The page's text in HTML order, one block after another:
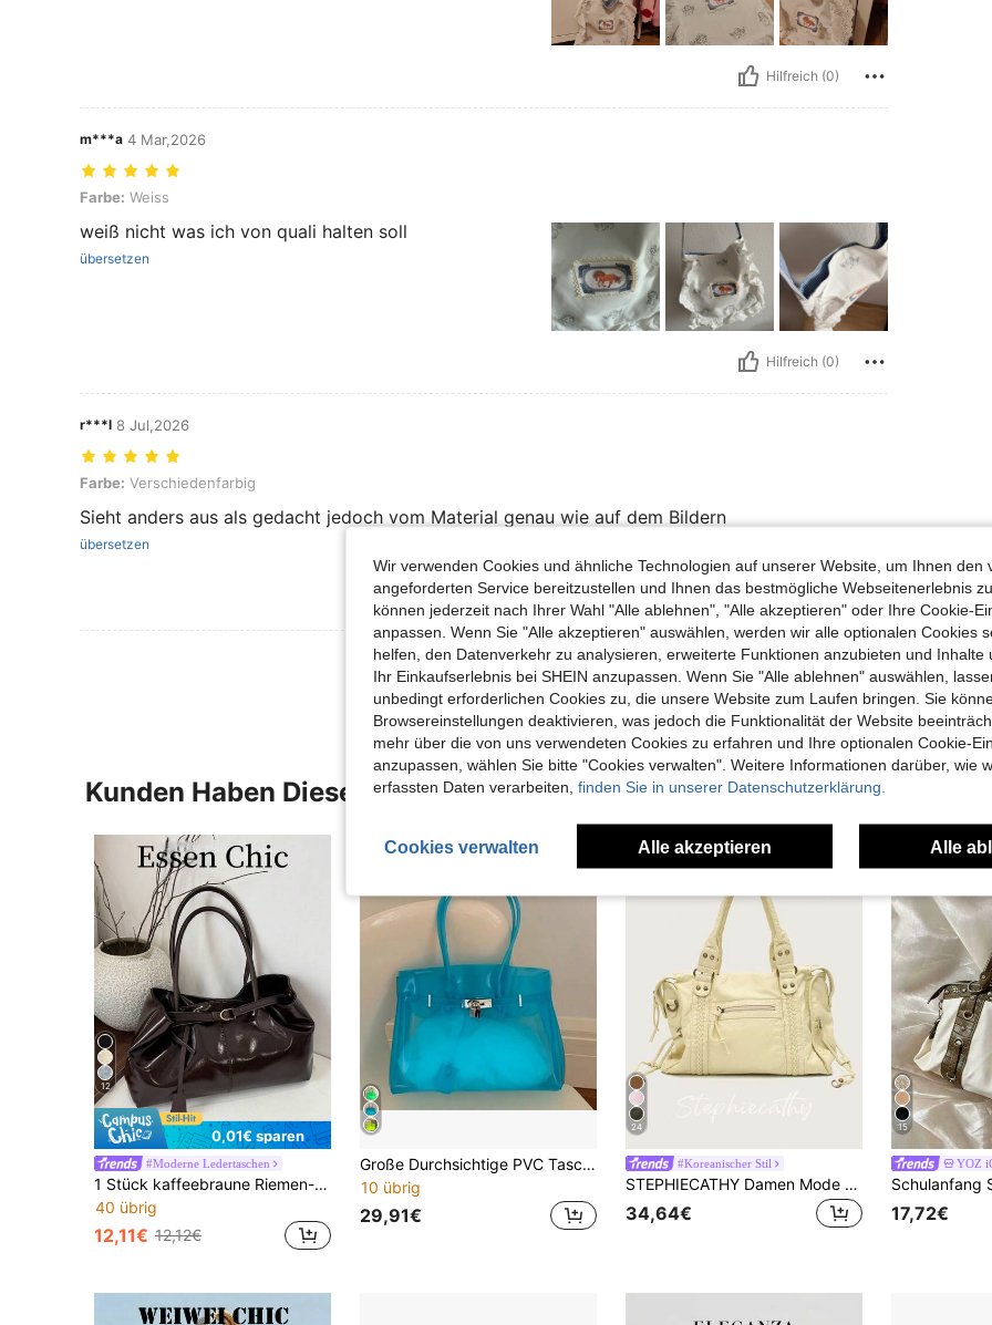
Hilfreich (0)
m***a 4 Mar,2026
Farbe: Weiss
Farbe: Weiss
weiß nicht was ich von quali halten soll
übersetzen
Hilfreich (0)
r***l 8 Jul,2026
Farbe: Verschiedenfarbig
Farbe: Verschiedenfarbig
Sieht anders aus als gedacht jedoch vom Material genau wie auf dem Bildern
übersetzen
Hilfreich (0)
Mehr Bewertungen Ansehen
Kunden Haben Diese Artikel Auch Angeschaut
12
0,01€ sparen
#Moderne Ledertaschen
1 Stück kaffeebraune Riemen-Dekor Großraum-PU-Patchwork-Shopper, Damen Schultertasche
40 übrig
12,11€ 12,12€
Große Durchsichtige PVC Tasche Damen Mit Schlossverschluss Doppelhenkel Shopper Sommer Jelly Grün Neon
10 übrig
29,91€
24
#Koreanischer Stil
STEPHIECATHY Damen Mode Lässig Cool Street Style Weich Gewaschenes PU Kunstleder Handtasche, Reißverschluss, Gewebtes Dekor, Große Kapazität Passend für 13-Zoll Laptop, Arbeit bis Wochenende
34,64€
15
YOZ
17,72€
Wir verwenden Cookies und ähnliche Technologien auf unserer Website, um Ihnen den
angeforderten Service bereitzustellen und Ihnen das bestmögliche Webseitenerlebnis
können jederzeit nach Ihrer Wahl "Alle ablehnen", "Alle akzeptieren" oder Ihre Cookie-
anpassen. Wenn Sie "Alle akzeptieren" auswählen, werden wir alle optionalen Cookies
helfen, den Datenverkehr zu analysieren, erweiterte Funktionen anzubieten und Inhalte
Ihr Einkaufserlebnis bei SHEIN anzupassen. Wenn Sie "Alle ablehnen" auswählen,
unbedingt erforderlichen Cookies zu, die unsere Website zum Laufen bringen. Sie
Browsereinstellungen deaktivieren, was jedoch die Funktionalität der Website
mehr über die von uns verwendeten Cookies zu erfahren und Ihre optionalen Cookie-
anzupassen, wählen Sie bitte "Cookies verwalten". Weitere Informationen darüber, wie
erfassten Daten verarbeiten, finden Sie in unserer Datenschutzerklärung.
Cookies verwalten Alle akzeptieren Alle